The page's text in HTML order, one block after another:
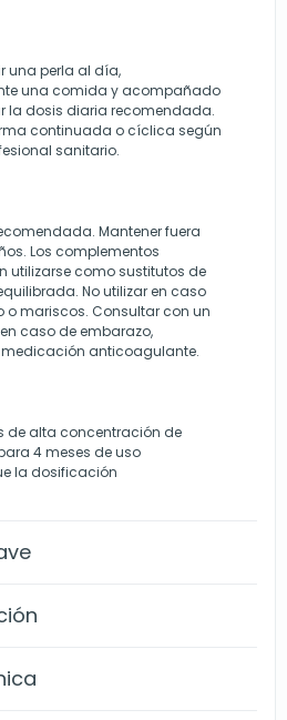
una perla al día,
una comida y acompañado
la dosis diaria recomendada.
continuada o cíclica según
sanitario.
Mantener fuera
Los complementos
utilizarse como sustitutos de
No utilizar en caso
o mariscos. Consultar con un
caso de embarazo,
anticoagulante.
de alta concentración de
4 meses de uso
la dosificación